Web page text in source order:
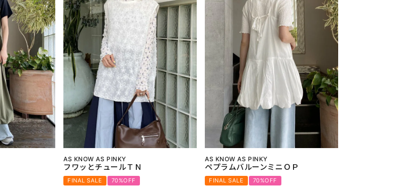
AS KNOW AS PINKY
フワッとチュールＴＮ
FINAL SALE
70%OFF
AS KNOW AS PINKY
ペプラムバルーンミニＯＰ
FINAL SALE
70%OFF